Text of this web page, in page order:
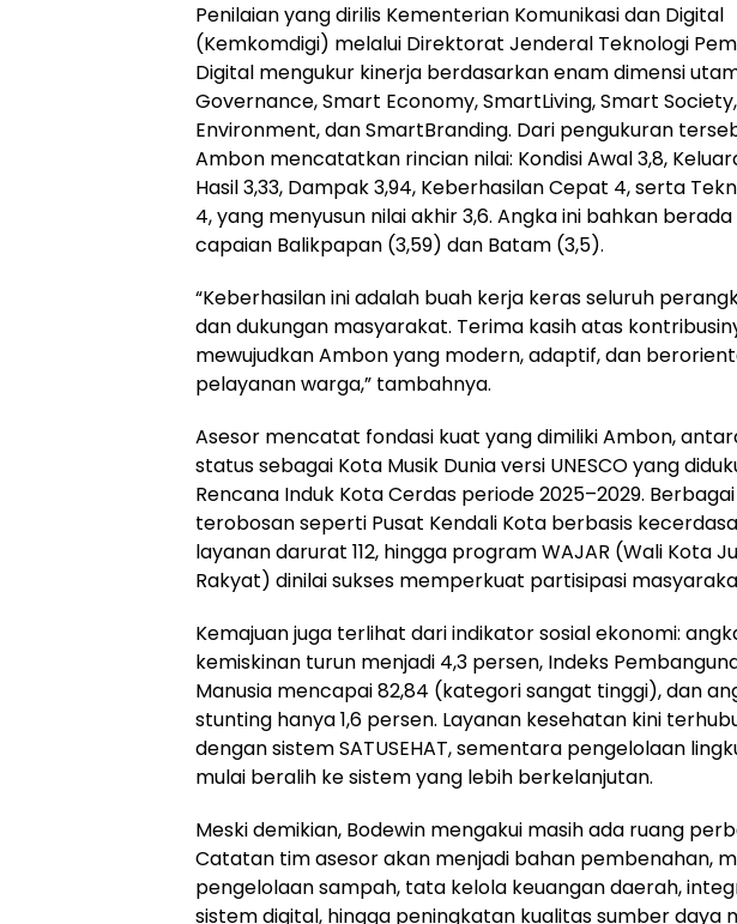
Penilaian yang dirilis Kementerian Komunikasi dan Digital
(Kemkomdigi) melalui Direktorat Jenderal Teknologi
Digital mengukur kinerja berdasarkan enam dimensi
Governance,Smart Economy,SmartLiving,Smart Society,
Environment, danSmartBranding. Dari pengukuran
Ambon mencatatkan rincian nilai: Kondisi Awal 3,8,
Hasil 3,33, Dampak 3,94, Keberhasilan Cepat 4, serta
4, yang menyusun nilai akhir 3,6. Angka ini bahkan
capaian Balikpapan (3,59) dan Batam (3,5).
“Keberhasilan ini adalah buah kerja keras seluruh
dan dukungan masyarakat. Terima kasih atas
mewujudkan Ambon yang modern, adaptif, dan
pelayanan warga,” tambahnya.
Asesor mencatat fondasi kuat yang dimiliki Ambon,
status sebagai Kota Musik Dunia versi UNESCO yang
Rencana Induk Kota Cerdas periode 2025–2029. Berbagai
terobosan seperti Pusat Kendali Kota berbasis
layanan darurat 112, hingga program WAJAR (Wali Kota
Rakyat) dinilai sukses memperkuat partisipasi
Kemajuan juga terlihat dari indikator sosial ekonomi:
kemiskinan turun menjadi 4,3 persen, Indeks
Manusia mencapai 82,84 (kategori sangat tinggi), dan
stunting hanya 1,6 persen. Layanan kesehatan kini
dengan sistem SATUSEHAT, sementara pengelolaan
mulai beralih ke sistem yang lebih berkelanjutan.
Meski demikian, Bodewin mengakui masih ada ruang
Catatan timasesorakan menjadi bahan pembenahan,
pengelolaan sampah, tata kelola keuangan daerah,
sistem digital, hingga peningkatan kualitas sumber daya